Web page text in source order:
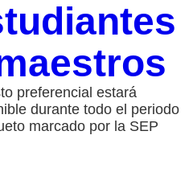
preferencial estará
durante todo el periodo
marcado por la SEP